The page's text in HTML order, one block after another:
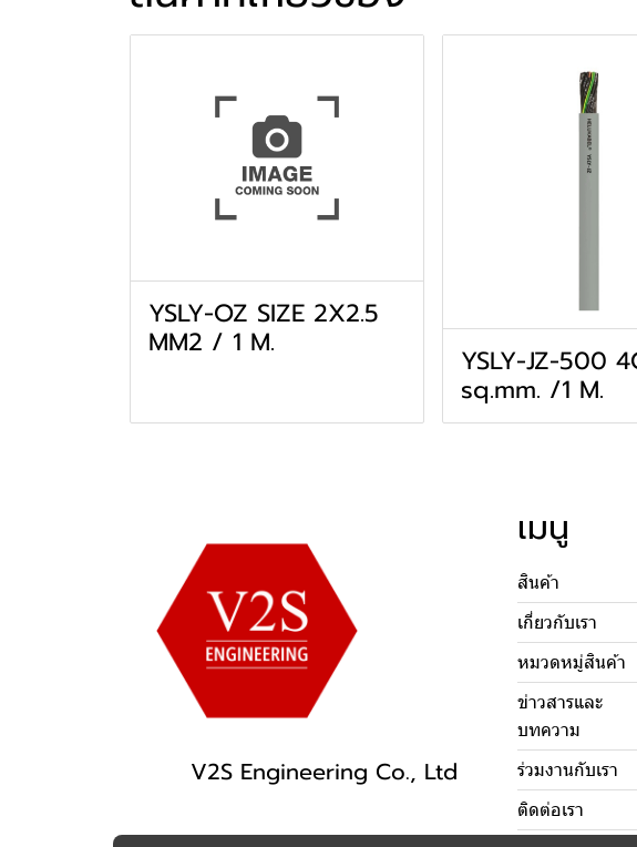
YSLY-OZ SIZE 2X2.5
MM2 / 1 M.
YSLY-JZ-500
sq.mm. /1 M.
V2S Engineering Co., Ltd
เมนู
สินค้า
เกี่ยวกับเรา
หมวดหมู่สินค้า
ข่าวสารและ
บทความ
ร่วมงานกับเรา
ติดต่อเรา